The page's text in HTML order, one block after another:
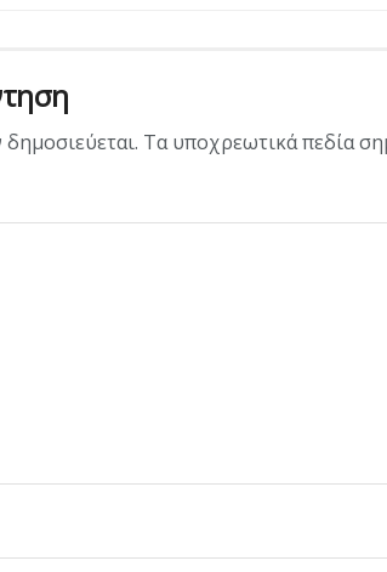
Τα υποχρεωτικά πεδία